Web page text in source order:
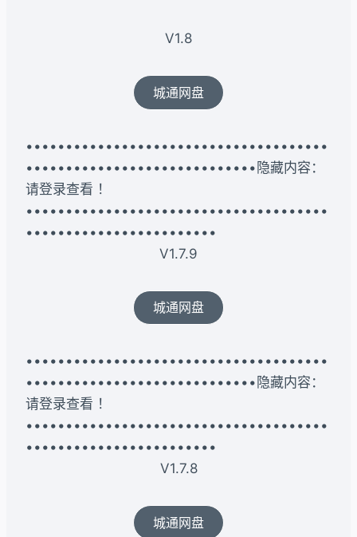
V1.8
城通网盘
••••••••••••••••••••••••••••••••••••••
•••••••••••••••••••••••••••••隐藏内容：
请登录查看 ！
••••••••••••••••••••••••••••••••••••••
••••••••••••••••••••••••
V1.7.9
城通网盘
••••••••••••••••••••••••••••••••••••••
•••••••••••••••••••••••••••••隐藏内容：
请登录查看 ！
••••••••••••••••••••••••••••••••••••••
••••••••••••••••••••••••
V1.7.8
城通网盘